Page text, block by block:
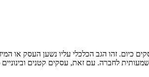
לחברה. עם זאת, עסקים קטנים